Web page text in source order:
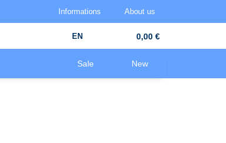
Informations About us
EN 0,00 €
Sale New